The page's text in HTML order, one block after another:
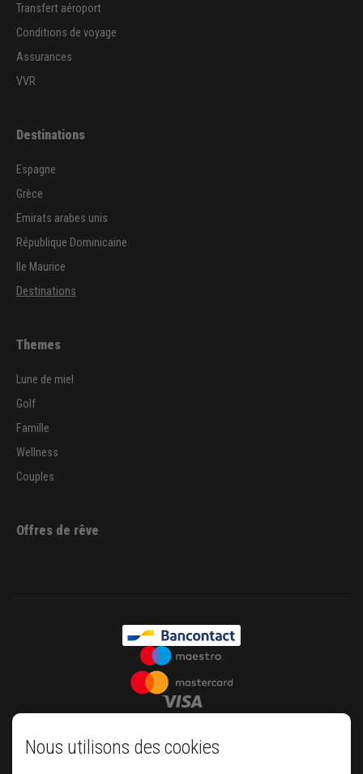
Nous utilisons des cookies
Transfert aéroport
Conditions de voyage
Assurances
VVR
Destinations
Espagne
Grèce
Emirats arabes unis
République Dominicaine
Ile Maurice
Destinations
Themes
Lune de miel
Golf
Famille
Wellness
Couples
Offres de rêve